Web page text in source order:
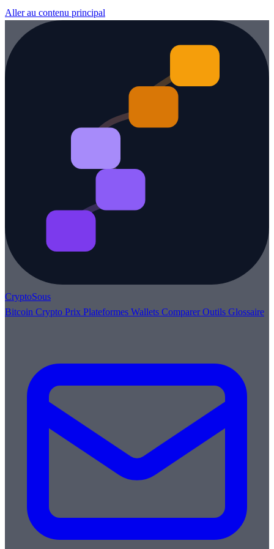
Aller au contenu principal
CryptoSous
Bitcoin Crypto Prix Plateformes Wallets ComparerOutils Glossaire